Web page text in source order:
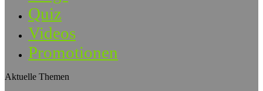
Quiz
Videos
Promotionen
Aktuelle Themen